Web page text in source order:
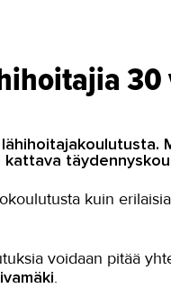
30
kuin
voidaan pitää
.